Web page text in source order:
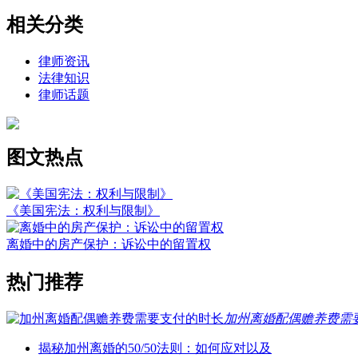
相关分类
律师资讯
法律知识
律师话题
图文热点
《美国宪法：权利与限制》
离婚中的房产保护：诉讼中的留置权
热门推荐
加州离婚配偶赡养费需
揭秘加州离婚的50/50法则：如何应对以及